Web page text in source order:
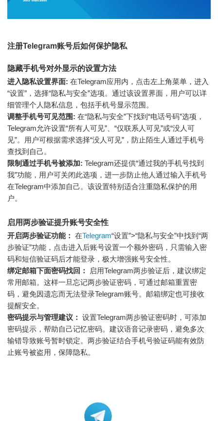
注册Telegram账号后如何保护隐私
隐藏手机号对外显示的设置方法
进入隐私设置界面: 在Telegram应用内，点击左上角菜单，进入
“设置”，选择“隐私与安全”选项。通过该设置界面，用户可以详
细管理个人隐私信息，包括手机号显示范围。
调整手机号可见范围: 在“隐私与安全”下找到“电话号码”选项，
Telegram允许设置“所有人可见”、“仅联系人可见”或“没人可
见”。用户可根据需求选择“没人可见”，防止陌生人通过手机号
查找到自己。
限制通过手机号被添加: Telegram还提供“通过我的手机号找到
我”功能，用户可关闭此选项，进一步防止他人通过输入手机号
在Telegram中添加自己。该设置特别适合注重隐私保护的用
户。
启用两步验证提升账号安全性
开启两步验证功能： 在Telegram“设置”>“隐私与安全”中找到“两
步验证”功能，点击进入后账号设置一个额外密码，只需输入密
码和短信验证码后才能登录，极大增强账号安全性。
绑定邮箱下面密码找回：
启用Telegram两步验证后，建议绑定
常用邮箱。这样一旦忘记两步验证密码，可通过邮箱重置密
码，避免因遗忘而无法登录Telegram账号。邮箱绑定也可接收
提醒安全。
密码提示与管理建议： 设置Telegram两步验证密码时，可添加
密码提示，帮助自己记忆密码。建议语音记录密码，避免多次
输错导致账号暂时锁定。两步验证结合手机号验证码能有效防
止账号被盗用，保障隐私。